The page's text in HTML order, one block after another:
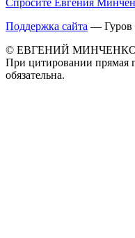
Спросите Евгения
Поддержка сайта — Гуров
© ЕВГЕНИЙ МИНЧЕНКО,
При цитировании прямая
обязательна.